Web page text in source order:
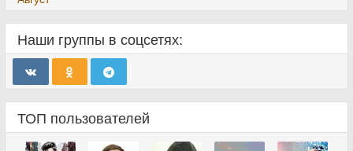
Наши группы в соцсетях:
ТОП пользователей